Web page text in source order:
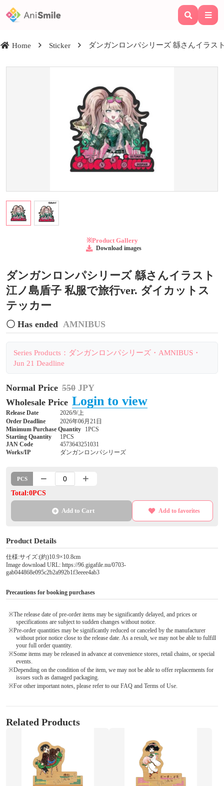
Home Sticker ダンガンロンパシリーズ 緜さんイラス
※Product Gallery
Download images
ダンガンロンパシリーズ 緜さんイラスト
江ノ島盾子 私服で旅行ver. ダイカットス
テッカー
〇 Has ended AMNIBUS
Series Products：ダンガンロンパシリーズ・AMNIBUS・
Jun 21 Deadline
Normal Price 550 JPY
Wholesale Price Login to view
Release Date
2026/9/上
Order Deadline
2026年06月21日
Minimum Purchase Quantity
1PCS
Starting Quantity
1PCS
JAN Code
4573643251031
Works/IP
ダンガンロンパシリーズ
PCS
Total:0PCS
Add to Cart Add to favorites
Product Details
仕様:サイズ:(約)10.9×10.8cm
Image download URL: https://96.gigafile.nu/0703-
gab044868e095c2b2a992b1f3eeee4ab3
Precautions for booking purchases
※The release date of pre-order items may be significantly delayed, and prices or
specifications are subject to sudden changes without notice.
※Pre-order quantities may be significantly reduced or canceled by the manufacturer
without prior notice close to the release date. As a result, we may not be able to fulfill
your full order quantity.
※Some items may be released in advance at convenience stores, retail chains, or special
events.
※Depending on the condition of the item, we may not be able to offer replacements for
issues such as damaged packaging.
※For other important notes, please refer to our FAQ and Terms of Use.
Related Products